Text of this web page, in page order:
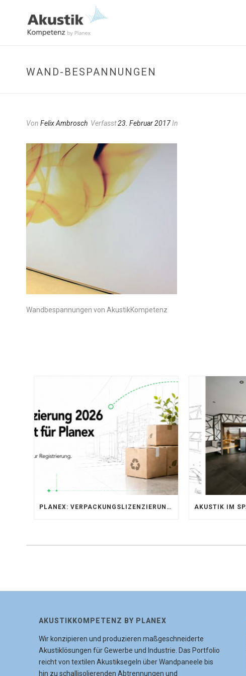
WAND-BESPANNUNGEN
Von Felix Ambrosch Verfasst23. Februar 2017In
Wandbespannungen von AkustikKompetenz
PLANEX: VERPACKUNGSLIZENZIERUNG ÜBER LIZENZERO & LUCID 2026
AKUSTIKKOMPETENZ BY PLANEX
Wir konzipieren und produzieren maßgeschneiderte
Akustiklösungen für Gewerbe und Industrie. Das Portfolio
reicht von textilen Akustiksegeln über Wandpaneele bis
hin zu schallisolierenden Abtrennungen und